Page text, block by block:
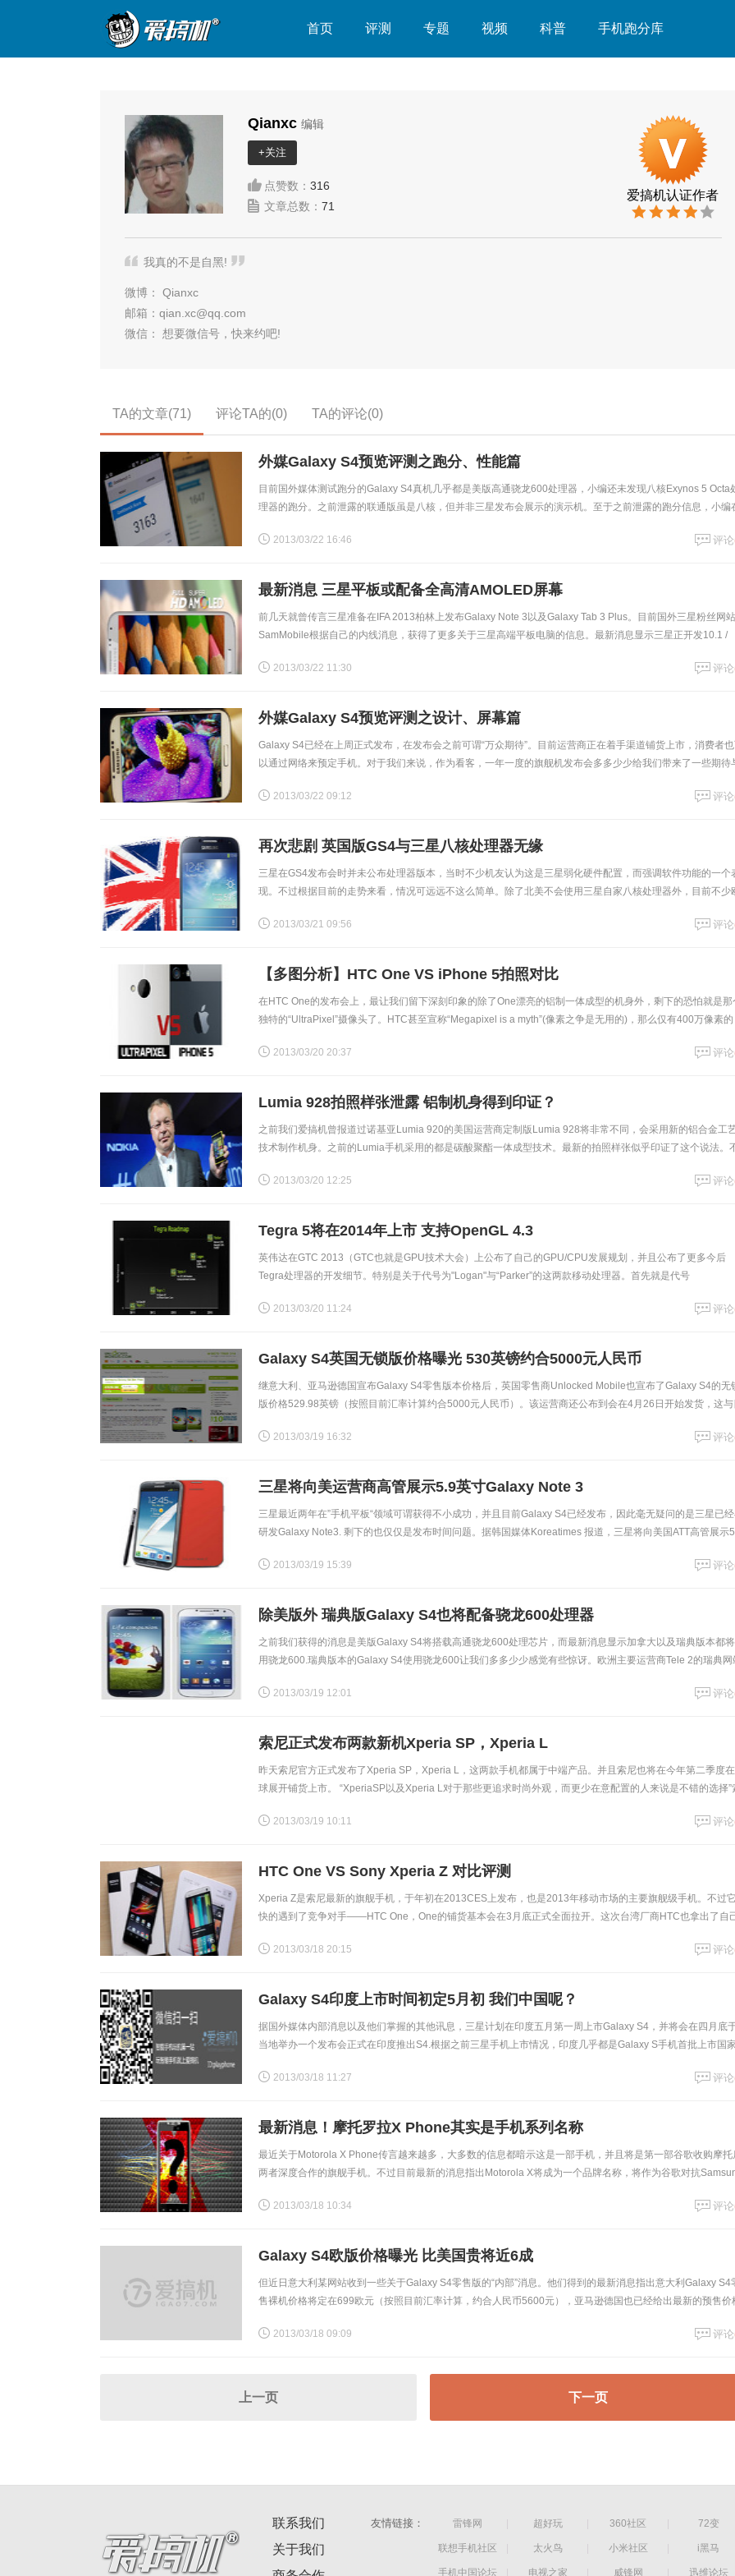
首页 评测 专题 视频 科普 手机跑分库
Qianxc 编辑
+关注
点赞数： 316
文章总数： 71
爱搞机认证作者
我真的不是自黑!
微博：
Qianxc
邮箱： qian.xc@qq.com
微信：
想要微信号，快来约吧!
TA的文章(71) 评论TA的(0) TA的评论(0)
外媒Galaxy S4预览评测之跑分、性能篇
目前国外媒体测试跑分的Galaxy S4真机几乎都是美版高通骁龙600处理器，小编还未发现八核Exynos 5 Octa
理器的跑分。之前泄露的联通版虽是八核，但并非三星发布会展示的演示机。至于之前泄露的跑分信息，小编
2013/03/22 16:46
评论
最新消息 三星平板或配备全高清AMOLED屏幕
前几天就曾传言三星准备在IFA 2013柏林上发布Galaxy Note 3以及Galaxy Tab 3 Plus。目前国外三星粉丝网站
SamMobile根据自己的内线消息，获得了更多关于三星高端平板电脑的信息。最新消息显示三星正开发10.1 /
2013/03/22 11:30
评论
外媒Galaxy S4预览评测之设计、屏幕篇
Galaxy S4已经在上周正式发布，在发布会之前可谓“万众期待”。目前运营商正在着手渠道铺货上市，消费者
以通过网络来预定手机。对于我们来说，作为看客，一年一度的旗舰机发布会多多少少给我们带来了一些期待
2013/03/22 09:12
评论
再次悲剧 英国版GS4与三星八核处理器无缘
三星在GS4发布会时并未公布处理器版本，当时不少机友认为这是三星弱化硬件配置，而强调软件功能的一个
现。不过根据目前的走势来看，情况可远远不这么简单。除了北美不会使用三星自家八核处理器外，目前不少
2013/03/21 09:56
评论
【多图分析】HTC One VS iPhone 5拍照对比
在HTC One的发布会上，最让我们留下深刻印象的除了One漂亮的铝制一体成型的机身外，剩下的恐怕就是那
独特的“UltraPixel”摄像头了。HTC甚至宣称“Megapixel is a myth”(像素之争是无用的)，那么仅有400万像素的
2013/03/20 20:37
评论
Lumia 928拍照样张泄露 铝制机身得到印证？
之前我们爱搞机曾报道过诺基亚Lumia 920的美国运营商定制版Lumia 928将非常不同，会采用新的铝合金工
技术制作机身。之前的Lumia手机采用的都是碳酸聚酯一体成型技术。最新的拍照样张似乎印证了这个说法。
2013/03/20 12:25
评论
Tegra 5将在2014年上市 支持OpenGL 4.3
英伟达在GTC 2013（GTC也就是GPU技术大会）上公布了自己的GPU/CPU发展规划，并且公布了更多今后
Tegra处理器的开发细节。特别是关于代号为"Logan"与“Parker”的这两款移动处理器。首先就是代号
2013/03/20 11:24
评论
Galaxy S4英国无锁版价格曝光 530英镑约合5000元人民币
继意大利、亚马逊德国宣布Galaxy S4零售版本价格后，英国零售商Unlocked Mobile也宣布了Galaxy S4的无
版价格529.98英镑（按照目前汇率计算约合5000元人民币）。该运营商还公布到会在4月26日开始发货，这与
2013/03/19 16:32
评论
三星将向美运营商高管展示5.9英寸Galaxy Note 3
三星最近两年在”手机平板“领域可谓获得不小成功，并且目前Galaxy S4已经发布，因此毫无疑问的是三星已
研发Galaxy Note3. 剩下的也仅仅是发布时间问题。据韩国媒体Koreatimes 报道，三星将向美国ATT高管展示
2013/03/19 15:39
评论
除美版外 瑞典版Galaxy S4也将配备骁龙600处理器
之前我们获得的消息是美版Galaxy S4将搭载高通骁龙600处理芯片，而最新消息显示加拿大以及瑞典版本都
用骁龙600.瑞典版本的Galaxy S4使用骁龙600让我们多多少少感觉有些惊讶。欧洲主要运营商Tele 2的瑞典网
2013/03/19 12:01
评论
索尼正式发布两款新机Xperia SP，Xperia L
昨天索尼官方正式发布了Xperia SP，Xperia L，这两款手机都属于中端产品。并且索尼也将在今年第二季度
球展开铺货上市。 “XperiaSP以及Xperia L对于那些更追求时尚外观，而更少在意配置的人来说是不错的选择”
2013/03/19 10:11
评论
HTC One VS Sony Xperia Z 对比评测
Xperia Z是索尼最新的旗舰手机，于年初在2013CES上发布，也是2013年移动市场的主要旗舰级手机。不过
快的遇到了竞争对手——HTC One，One的铺货基本会在3月底正式全面拉开。这次台湾厂商HTC也拿出了自
2013/03/18 20:15
评论
Galaxy S4印度上市时间初定5月初 我们中国呢？
据国外媒体内部消息以及他们掌握的其他讯息，三星计划在印度五月第一周上市Galaxy S4，并将会在四月底
当地举办一个发布会正式在印度推出S4.根据之前三星手机上市情况，印度几乎都是Galaxy S手机首批上市国
2013/03/18 11:27
评论
最新消息！摩托罗拉X Phone其实是手机系列名称
最近关于Motorola X Phone传言越来越多，大多数的信息都暗示这是一部手机，并且将是第一部谷歌收购摩托
两者深度合作的旗舰手机。不过目前最新的消息指出Motorola X将成为一个品牌名称，将作为谷歌对抗
2013/03/18 10:34
评论
Galaxy S4欧版价格曝光 比美国贵将近6成
但近日意大利某网站收到一些关于Galaxy S4零售版的“内部”消息。他们得到的最新消息指出意大利Galaxy S4
售裸机价格将定在699欧元（按照目前汇率计算，约合人民币5600元），亚马逊德国也已经给出最新的预售价
2013/03/18 09:09
评论
上一页 下一页
联系我们
关于我们
友情链接： 雷锋网 超好玩 360社区 72变
联想手机社区 太火鸟 小米社区 i黑马
手机中国论坛 电视之家 威锋网 迅维论坛